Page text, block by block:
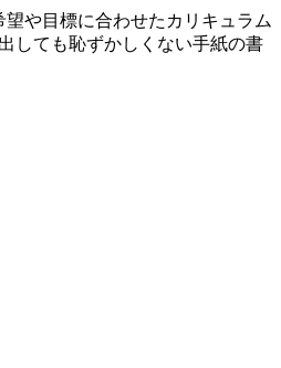
や目標に合わせたカリキュラム
しても恥ずかしくない手紙の書